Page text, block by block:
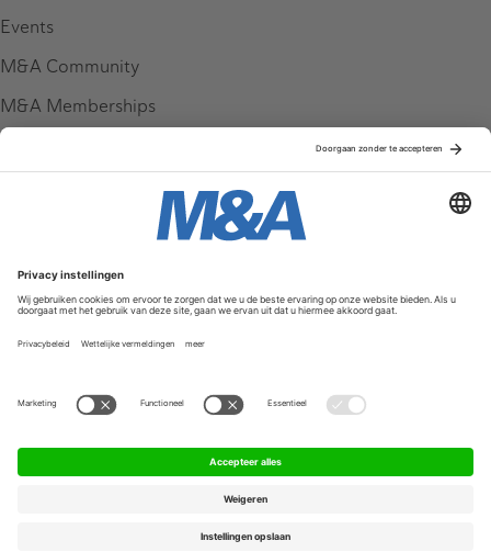
Events
M&A Community
M&A Memberships
Service & Contact
Contact
FAQ
Werken bij ons
Algemene Voorwaarden